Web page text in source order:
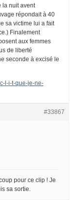
la nuit avent
répondait à 40
sa victime lui a fait
Finalement
aux femmes
de liberté
seconde à excisé le
l-i-t-que-je-ne-
#33867
pour ce clip ! Je
sa sortie.